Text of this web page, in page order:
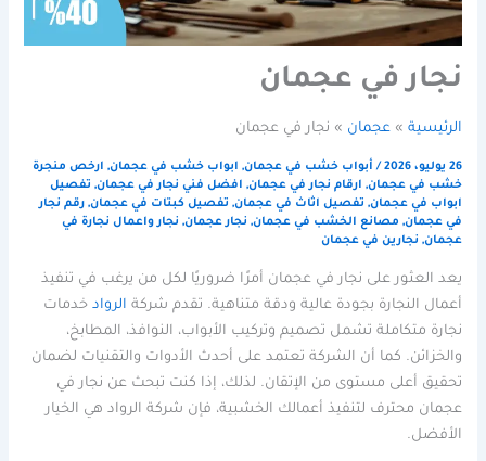
نجار في عجمان
الرئيسية عجمان نجار في عجمان
26 يوليو، 2026 / أبواب خشب في عجمان, ابواب خشب في عجمان, ارخص منجرة
خشب في عجمان, ارقام نجار في عجمان, افضل فني نجار في عجمان, تفصيل
ابواب في عجمان, تفصيل اثاث في عجمان, تفصيل كبتات في عجمان,رقم نجار
في عجمان, مصانع الخشب في عجمان, نجار عجمان, نجار واعمال نجارة في
عجمان, نجارين في عجمان
يعد العثور على نجار في عجمان أمرًا ضروريًا لكل من يرغب في تنفيذ
أعمال النجارة بجودة عالية ودقة متناهية. تقدم شركة الرواد خدمات
نجارة متكاملة تشمل تصميم وتركيب الأبواب، النوافذ، المطابخ،
والخزائن. كما أن الشركة تعتمد على أحدث الأدوات والتقنيات لضمان
تحقيق أعلى مستوى من الإتقان. لذلك، إذا كنت تبحث عن نجار في
عجمان محترف لتنفيذ أعمالك الخشبية، فإن شركة الرواد هي الخيار
الأفضل.